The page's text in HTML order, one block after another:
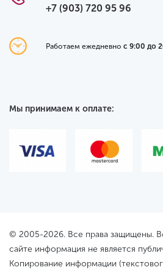
+7 (903) 720 95 96
Работаем ежедневно с 9:00 до
Мы принимаем к оплате:
© 2005-2026. Все права защищены.
сайте информация не является
Копирование информации